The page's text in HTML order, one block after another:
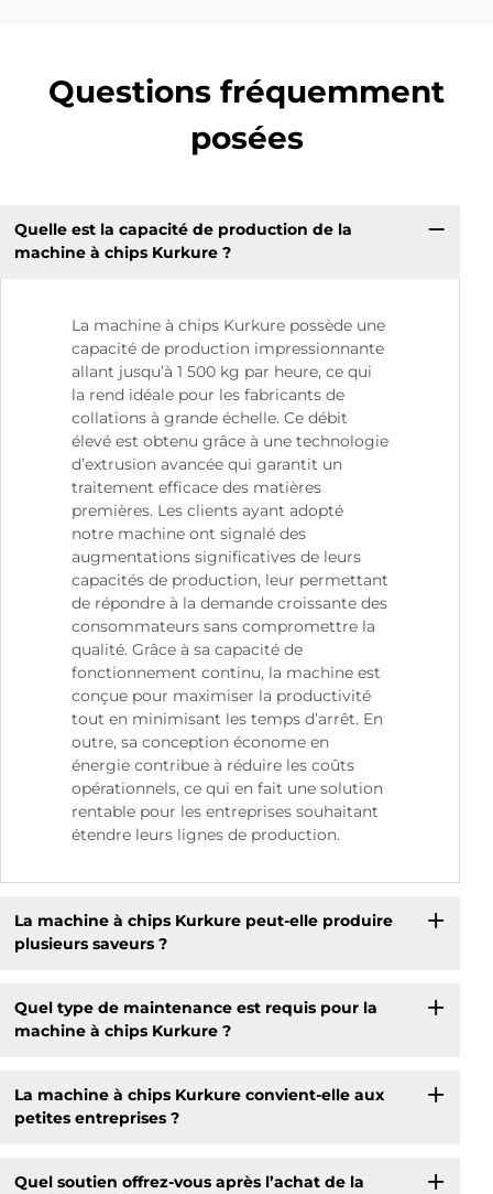
Questions fréquemment
posées
Quelle est la capacité de production de la
machine à chips Kurkure ?
La machine à chips Kurkure possède une
capacité de production impressionnante
allant jusqu’à 1 500 kg par heure, ce qui
la rend idéale pour les fabricants de
collations à grande échelle. Ce débit
élevé est obtenu grâce à une technologie
d’extrusion avancée qui garantit un
traitement efficace des matières
premières. Les clients ayant adopté
notre machine ont signalé des
augmentations significatives de leurs
capacités de production, leur permettant
de répondre à la demande croissante des
consommateurs sans compromettre la
qualité. Grâce à sa capacité de
fonctionnement continu, la machine est
conçue pour maximiser la productivité
tout en minimisant les temps d’arrêt. En
outre, sa conception économe en
énergie contribue à réduire les coûts
opérationnels, ce qui en fait une solution
rentable pour les entreprises souhaitant
étendre leurs lignes de production.
La machine à chips Kurkure peut-elle produire
plusieurs saveurs ?
Quel type de maintenance est requis pour la
machine à chips Kurkure ?
La machine à chips Kurkure convient-elle aux
petites entreprises ?
Quel soutien offrez-vous après l’achat de la